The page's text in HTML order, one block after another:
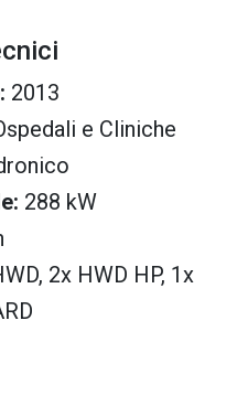
2013
e Cliniche
288 kW
2x HWD HP, 1x